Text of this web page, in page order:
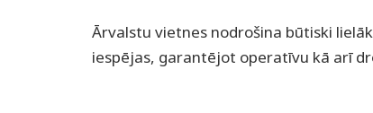
Ārvalstu vietnes nodrošina būtiski
iespējas, garantējot operatīvu kā arī